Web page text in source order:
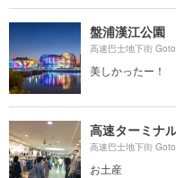
盤浦漢江公園
高速巴士地下街
美しかったー！
高速ターミナ
高速巴士地下街
お土産